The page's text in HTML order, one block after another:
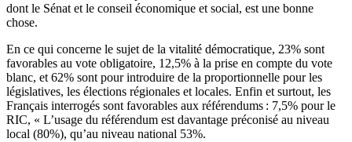
dont le Sénat et le conseil économique et social, est une bonne
chose.
En ce qui concerne le sujet de la vitalité démocratique, 23% sont
favorables au vote obligatoire, 12,5% à la prise en compte du vote
blanc, et 62% sont pour introduire de la proportionnelle pour les
législatives, les élections régionales et locales. Enfin et surtout, les
Français interrogés sont favorables aux référendums : 7,5% pour le
RIC, « L’usage du référendum est davantage préconisé au niveau
local (80%), qu’au niveau national 53%.